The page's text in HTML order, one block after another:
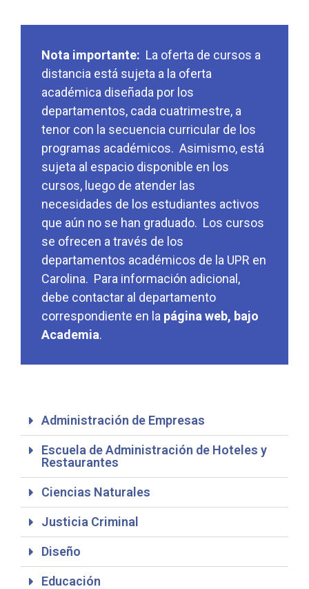
Nota importante: La oferta de cursos a
distancia está sujeta a la oferta
académica diseñada por los
departamentos, cada cuatrimestre, a
tenor con la secuencia curricular de los
programas académicos. Asimismo, está
sujeta al espacio disponible en los
cursos, luego de atender las
necesidades de los estudiantes activos
que aún no se han graduado. Los cursos
se ofrecen a través de los
departamentos académicos de la UPR en
Carolina. Para información adicional,
debe contactar al departamento
correspondiente en la página web, bajo
Academia.
Administración de Empresas
Escuela de Administración de Hoteles y
Restaurantes
Ciencias Naturales
Justicia Criminal
Diseño
Educación